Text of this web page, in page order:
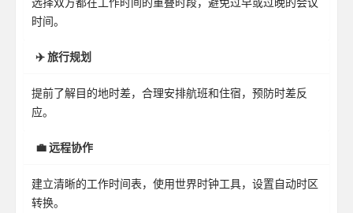
时间。
✈️ 旅行规划
提前了解目的地时差，合理安排航班和住宿，预防时差反
应。
💼 远程协作
建立清晰的工作时间表，使用世界时钟工具，设置自动时区
转换。